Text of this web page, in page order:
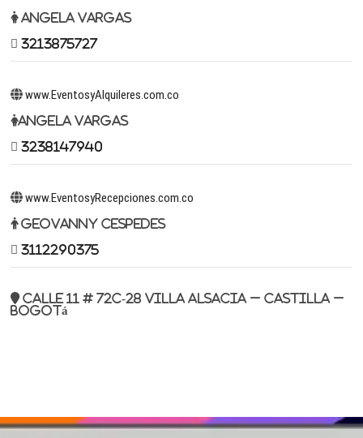
Angela Vargas
3213875727
www.EventosyAlquileres.com.co
Angela Vargas
3238147940
www.EventosyRecepciones.com.co
Geovanny Cespedes
3112290375
Calle 11 # 72c-28 Villa Alsacia – Castilla –
Bogotá